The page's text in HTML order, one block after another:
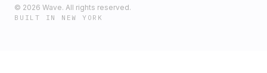
© 2026 Wave. All rights reserved.
BUILT IN NEW YORK